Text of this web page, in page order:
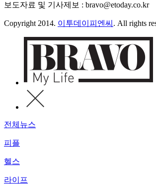
보도자료 및 기사제보 : bravo@etoday.co.kr
Copyright 2014. 이투데이피엔씨 . All rights
전체뉴스
피플
헬스
라이프